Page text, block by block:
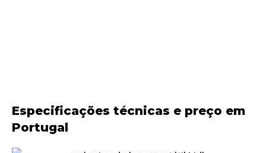
Especificações técnicas e preço em
Portugal